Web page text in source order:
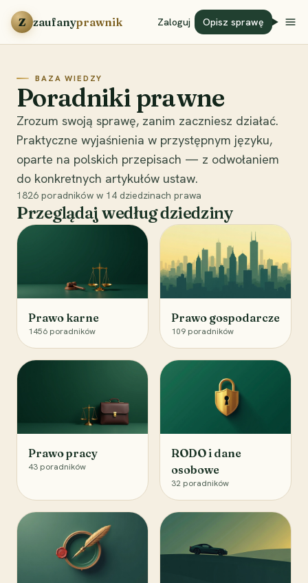
Przejdź do treści
Z zaufanyprawnik Zaloguj Opisz sprawę
BAZA WIEDZY
Poradniki prawne
Zrozum swoją sprawę, zanim zaczniesz działać.
Praktyczne wyjaśnienia w przystępnym języku,
oparte na polskich przepisach — z odwołaniem
do konkretnych artykułów ustaw.
1826 poradników w 14 dziedzinach prawa
Przeglądaj według dziedziny
Prawo karne
1456 poradników
Prawo gospodarcze
109 poradników
Prawo pracy
43 poradników
RODO i dane
osobowe
32 poradników